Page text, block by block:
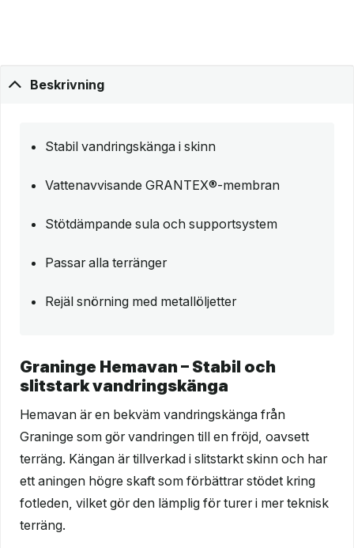
Beskrivning
Stabil vandringskänga i skinn
Vattenavvisande GRANTEX®-membran
Stötdämpande sula och supportsystem
Passar alla terränger
Rejäl snörning med metallöljetter
Graninge Hemavan – Stabil och
slitstark vandringskänga
Hemavan är en bekväm vandringskänga från
Graninge som gör vandringen till en fröjd, oavsett
terräng. Kängan är tillverkad i slitstarkt skinn och har
ett aningen högre skaft som förbättrar stödet kring
fotleden, vilket gör den lämplig för turer i mer teknisk
terräng.